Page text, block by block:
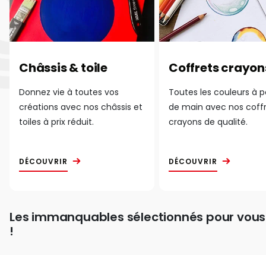
Châssis & toile
Donnez vie à toutes vos
créations avec nos châssis et
toiles à prix réduit.
DÉCOUVRIR
Coffrets
Toutes les couleurs à
de main avec nos
crayons de qualité.
DÉCOUVRIR
Les immanquables sélectionnés pour vous
!